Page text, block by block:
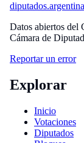
diputados
Datos abiertos del
Cámara de
Reportar un error
Explorar
Inicio
Votaciones
Diputados